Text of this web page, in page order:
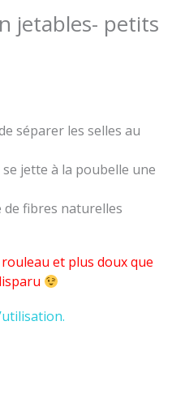
jetables- petits
séparer les selles au
se jette à la poubelle une
de fibres naturelles
et plus doux que